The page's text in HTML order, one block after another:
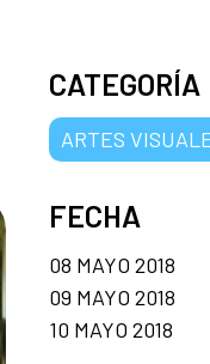
CATEGORÍA
ARTES
FECHA
08 MAYO 2018
09 MAYO 2018
10 MAYO 2018